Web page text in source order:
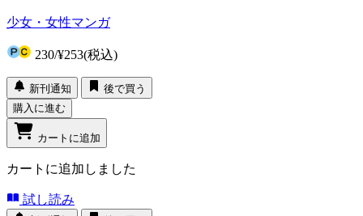
少女・女性マンガ
230/¥253(税込)
新刊通知
後で買う
購入に進む
カートに追加
カートに追加しました
試し読み